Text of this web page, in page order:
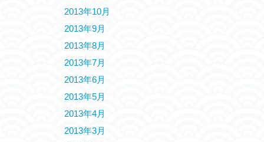
2013年10月
2013年9月
2013年8月
2013年7月
2013年6月
2013年5月
2013年4月
2013年3月